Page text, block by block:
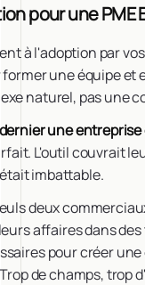
pour une PME
à l'adoption par
une équipe
naturel, pas une
une
L'outil couvrait
imbattable.
deux
affaires dans
pour créer
de champs, trop